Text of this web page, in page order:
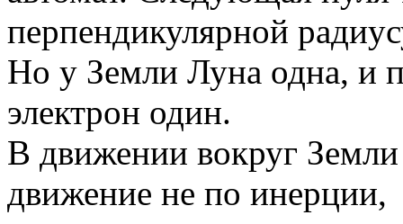
перпендикулярной
Но у Земли Луна одна, и
электрон один.
В движении вокруг
движение не по инерции,